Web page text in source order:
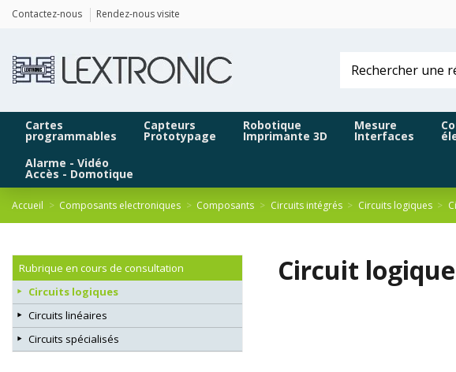
Contactez-nous Rendez-nous visite
Cartes
programmables
Capteurs
Prototypage
Robotique
Imprimante 3D
Mesure
Interfaces
Alarme - Vidéo
Accès - Domotique
Accueil Composants electroniques Composants Circuits intégrés Circuits logiques
Circuit
Rubrique en cours de consultation
Circuits logiques
Circuits linéaires
Circuits spécialisés
Panneau de gestion des cookies